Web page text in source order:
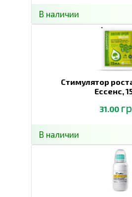
В наличии
Стимулятор
Ессенс,
31.00
В наличии